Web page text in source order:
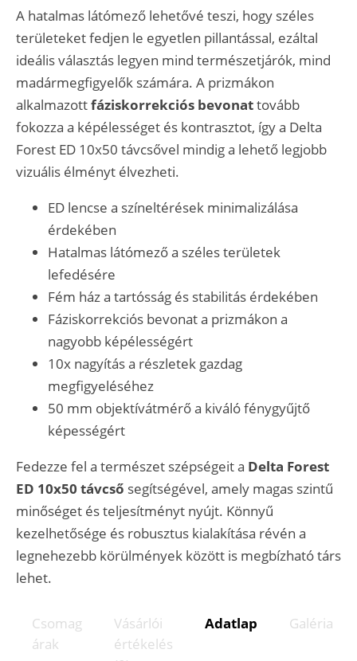
A hatalmas látómező lehetővé teszi, hogy széles
területeket fedjen le egyetlen pillantással, ezáltal
ideális választás legyen mind természetjárók, mind
madármegfigyelők számára. A prizmákon
alkalmazottfáziskorrekciós bevonattovább
fokozza a képélességet és kontrasztot, így a Delta
Forest ED 10x50 távcsővel mindig a lehető legjobb
vizuális élményt élvezheti.
ED lencse a színeltérések minimalizálása
érdekében
Hatalmas látómező a széles területek
lefedésére
Fém ház a tartósság és stabilitás érdekében
Fáziskorrekciós bevonat a prizmákon a
nagyobb képélességért
10x nagyítás a részletek gazdag
megfigyeléséhez
50 mm objektívátmérő a kiváló fénygyűjtő
képességért
Fedezze fel a természet szépségeit a Delta Forest
ED 10x50 távcső segítségével, amely magas szintű
minőséget és teljesítményt nyújt. Könnyű
kezelhetősége és robusztus kialakítása révén a
legnehezebb körülmények között is megbízható társ
lehet.
Csomag
árak
Vásárlói
értékelés
Adatlap Galéria